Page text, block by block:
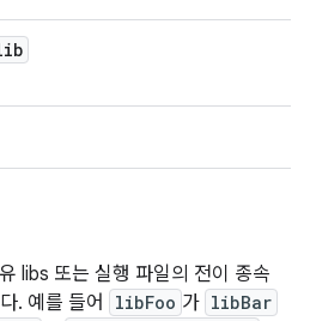
libs 또는 실행 파일의 전이 종속
. 예를 들어
libFoo 가 libBar